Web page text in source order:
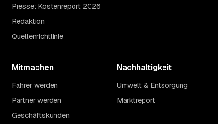
Presse: Kostenreport 2026
Redaktion
Quellenrichtlinie
Mitmachen
Fahrer werden
Partner werden
Geschäftskunden
Nachhaltigkeit
Umwelt & Entsorgung
Marktreport